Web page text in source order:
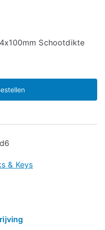
Schootdikte
& Keys